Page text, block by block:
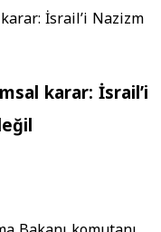
karar: İsrail’i